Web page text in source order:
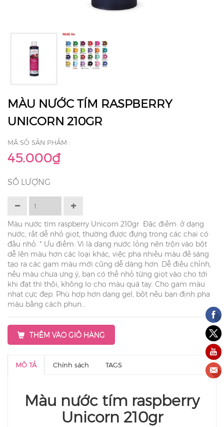
MÀU NƯỚC TÍM RASPBERRY
UNICORN 210GR
MÃ SỐ SẢN PHẨM :
45.000₫
SỐ LƯỢNG
Màu nước tím raspberry Unicorn 210gr Đặc điểm: ở dạng
nước, rất dễ nhỏ giọt, thường được đựng trong các chai có
đầu nhỏ. * Ưu điểm: Vì là dạng nước lỏng nên trộn vào bột
dễ lên màu hơn các loại khác, việc pha nhiều màu để sáng
tạo ra các gam màu mới cũng dễ dàng hơn. Dễ điều chỉnh,
nếu màu chưa ưng ý, bạn có thể nhỏ từng giọt vào cho tới
khi đạt thì thôi, không lo cho màu quá tay. Cho gam màu
nhạt cực đẹp. Phù hợp hơn dạng gel, bột nếu bạn định pha
màu bằng cách phun...
THÊM VÀO GIỎ HÀNG
MÔ TẢ Chính sách TAGS
Màu nước tím raspberry
Unicorn 210gr